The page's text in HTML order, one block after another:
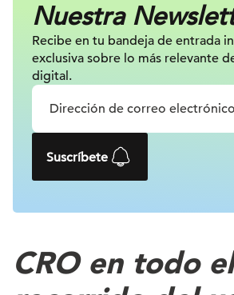
Nuestra
Recibe en tu bandeja de entrada
exclusiva sobre lo más relevante
digital.
Suscríbete
CRO en todo el